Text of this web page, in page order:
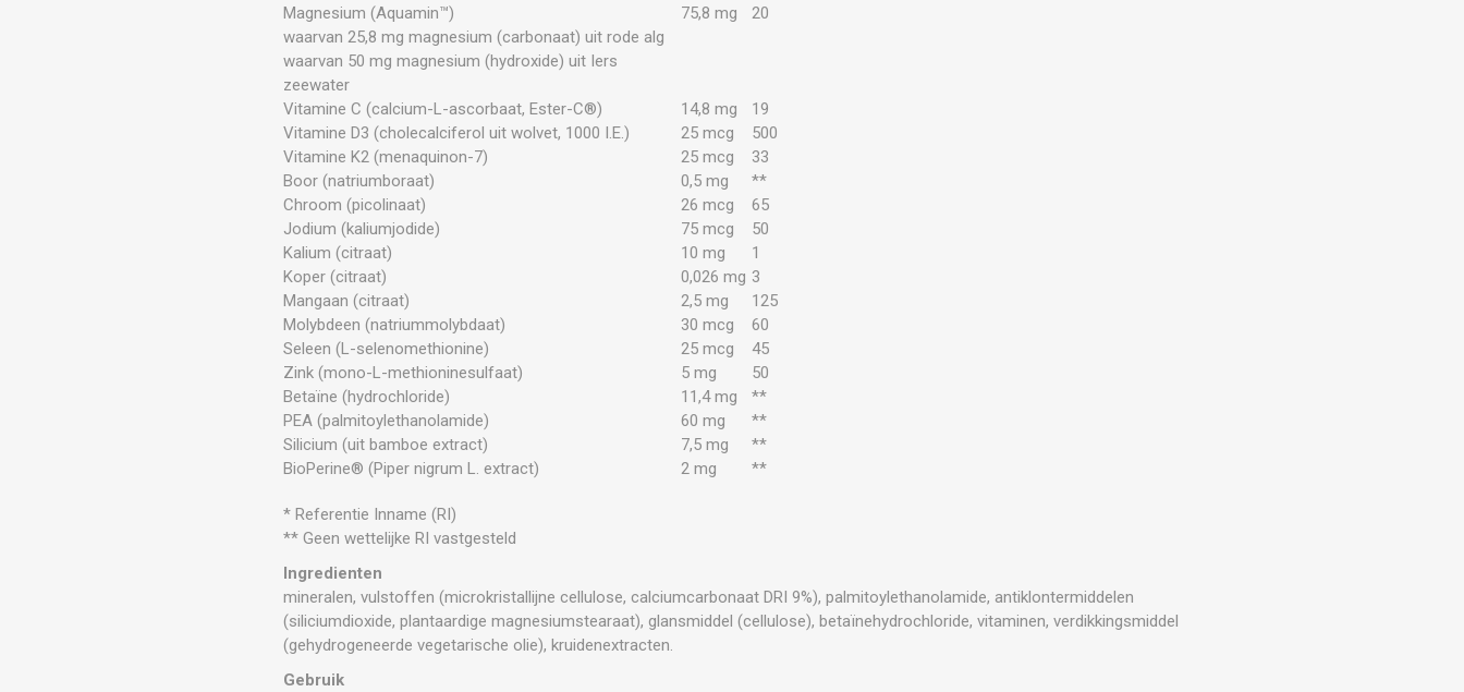
Magnesium (Aquamin™) 75,8 mg
20
waarvan 25,8 mg magnesium (carbonaat) uit rode alg
waarvan 50 mg magnesium (hydroxide) uit Iers
zeewater
Vitamine C (calcium-L-ascorbaat, Ester-C®)
14,8 mg
19
Vitamine D3 (cholecalciferol uit wolvet, 1000 I.E.)
25 mcg
500
Vitamine K2 (menaquinon-7)
25 mcg
33
Boor (natriumboraat)
0,5 mg
**
Chroom (picolinaat)
26 mcg
65
Jodium (kaliumjodide)
75 mcg
50
Kalium (citraat)
10 mg
1
Koper (citraat)
0,026 mg 3
Mangaan (citraat)
2,5 mg
125
Molybdeen (natriummolybdaat)
30 mcg
60
Seleen (L-selenomethionine)
25 mcg
45
Zink (mono-L-methioninesulfaat)
5 mg
50
Betaïne (hydrochloride)
11,4 mg
**
PEA (palmitoylethanolamide)
60 mg
**
Silicium (uit bamboe extract)
7,5 mg
**
BioPerine® (Piper nigrum L. extract)
2 mg **
* Referentie Inname (RI)
** Geen wettelijke RI vastgesteld
Ingredienten
mineralen, vulstoffen (microkristallijne cellulose, calciumcarbonaat DRI 9%), palmitoylethanolamide, antiklontermiddelen
(siliciumdioxide, plantaardige magnesiumstearaat), glansmiddel (cellulose), betaïnehydrochloride, vitaminen, verdikkingsmiddel
(gehydrogeneerde vegetarische olie), kruidenextracten.
Gebruik